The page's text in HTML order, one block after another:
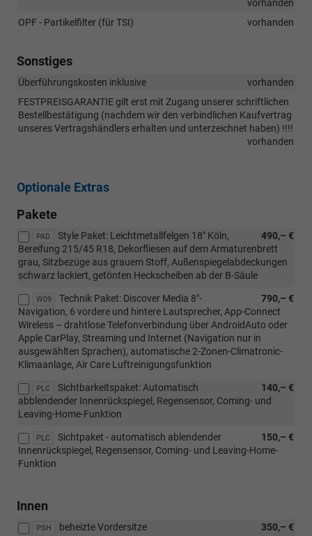
vorhanden
OPF - Partikelfilter (für TSI)
vorhanden
Sonstiges
Überführungskosten inklusive
vorhanden
FESTPREISGARANTIE gilt erst mit Zugang unserer schriftlichen
Bestellbestätigung (nachdem wir den verbindlichen Kaufvertrag
unseres Vertragshändlers erhalten und unterzeichnet haben) !!!!
vorhanden
Optionale Extras
Pakete
PAD 490,– €
Style Paket: Leichtmetallfelgen 18" Köln,
Bereifung 215/45 R18, Dekorfliesen auf dem Armaturenbrett
grau, Sitzbezüge aus grauem Stoff, Außenspiegelabdeckungen
schwarz lackiert, getönten Heckscheiben ab der B-Säule
W09 790,– €
Technik Paket: Discover Media 8"-
Navigation, 6 vordere und hintere Lautsprecher, App-Connect
Wireless – drahtlose Telefonverbindung über AndroidAuto oder
Apple CarPlay, Streaming und Internet (Navigation nur in
ausgewählten Sprachen), automatische 2-Zonen-Climatronic-
Klimaanlage, Air Care Luftreinigungsfunktion
PLC 140,– €
Sichtbarkeitspaket: Automatisch
abblendender Innenrückspiegel, Regensensor, Coming- und
Leaving-Home-Funktion
PLC 150,– €
Sichtpaket - automatisch ablendender
Innenrückspiegel, Regensensor, Coming- und Leaving-Home-
Funktion
Innen
PSH 350,– €
beheizte Vordersitze